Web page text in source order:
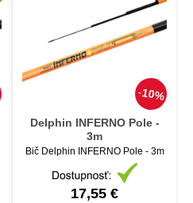
10%
Delphin INFERNO Pole -
3m
Bič Delphin INFERNO Pole - 3m
17,55 €